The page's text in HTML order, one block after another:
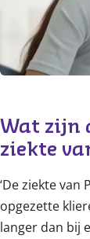
Wat zijn
ziekte
‘De ziekte
opgezette
langer dan bij